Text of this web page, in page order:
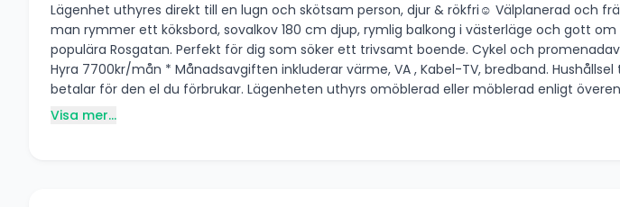
Lägenhet uthyres direkt till en lugn och skötsam person, djur & rökfri☺️ Välplanerad och fräsch 1,5:a på 42 kvm uthyres. Lägenheten har stort ljusinsläpp, med separat kök där
man rymmer ett köksbord, sovalkov 180 cm djup, rymlig balkong i västerläge och gott om förvaring. Stilrent kök och uppfräschat badrum – bara att
populära Rosgatan. Perfekt för dig som söker ett trivsamt boende. Cykel och promenadavstånd till centrum, bra bussförbindelse, i närområdet finns även Ica-butik & pizzeria.
Hyra 7700kr/mån * Månadsavgiften inkluderar värme, VA , Kabel-TV, bredband.
betalar för den el du förbrukar. Lägenheten uthyrs omöblerad eller
Visa mer...